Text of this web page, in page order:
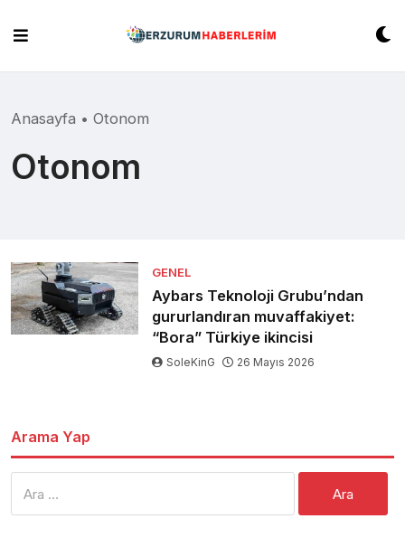
content
Anasayfa • Otonom
Otonom
GENEL
Aybars Teknoloji Grubu’ndan
gururlandıran muvaffakiyet:
“Bora” Türkiye ikincisi
SoleKinG 26 Mayıs 2026
Arama Yap